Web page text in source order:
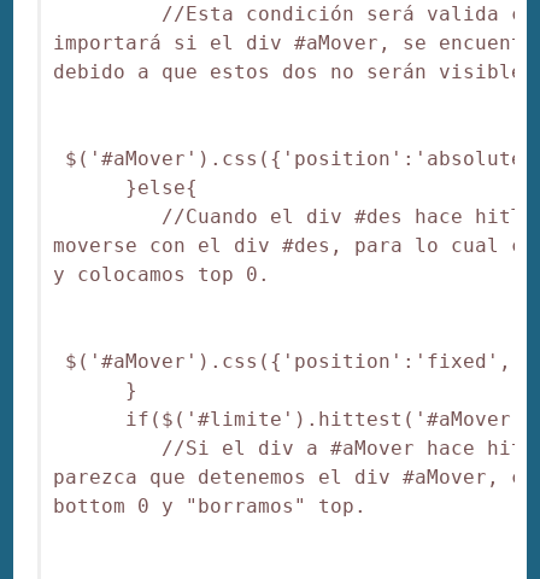
//Esta condición será valida
importará si el div #aMover, se
debido a que estos dos no serán
}else{
//Cuando el div #des hace hitTest
moverse con el div #des, para lo cual
y colocamos top 0.
}
if($('#limite').hittest('#aMover')
//Si el div a #aMover hace
parezca que detenemos el div #aMover,
bottom 0 y "borramos" top.